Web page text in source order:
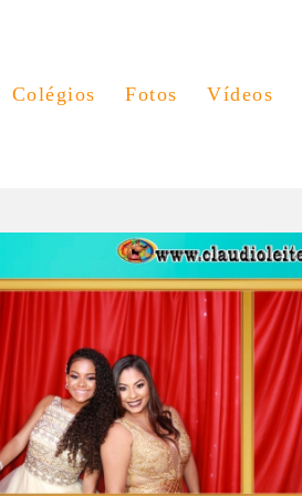
Colégios Fotos Vídeos